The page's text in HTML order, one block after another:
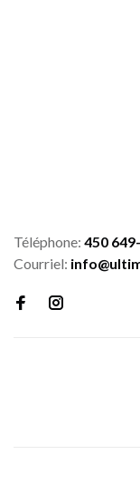
Téléphone: 450
Courriel: